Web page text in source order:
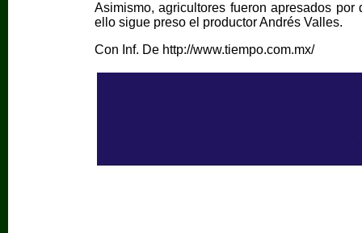
Asimismo, agricultores fueron apresados
ello sigue preso el productor Andrés Valles.
Con Inf. De http://www.tiempo.com.mx/